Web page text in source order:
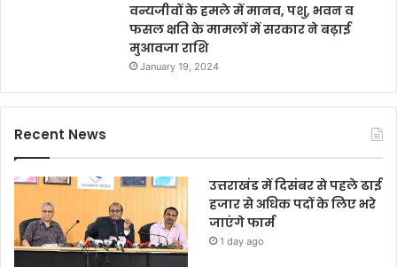
वन्यजीवों के हमले में मानव, पशु, भवन व
फसल क्षति के मामलों में सरकार ने बढ़ाई
मुआवजा राशि
January 19, 2024
Recent News
उत्तराखंड में दिसंबर से पहले ढाई
हजार से अधिक पदों के लिए भरे
जाएंगे फार्म
1 day ago